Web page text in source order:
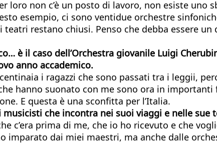
non c’è un posto di lavoro, non esiste uno
esempio, ci sono ventidue orchestre
restano chiusi. Penso che debba essere
è il caso dell’Orchestra giovanile Luigi
anno accademico.
i ragazzi che sono passati tra i leggii,
hanno suonato con me sono ora in importanti
E questa è una sconfitta per l’Italia.
che incontra nei suoi viaggi e nelle sue
c’era prima di me, che io ho ricevuto e che
imparato dai miei maestri, ma anche dalle